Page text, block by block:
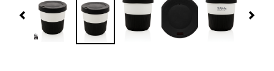
Previous